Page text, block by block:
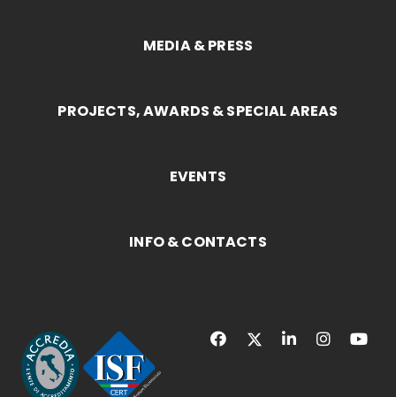
MEDIA & PRESS
PROJECTS, AWARDS & SPECIAL AREAS
EVENTS
INFO & CONTACTS